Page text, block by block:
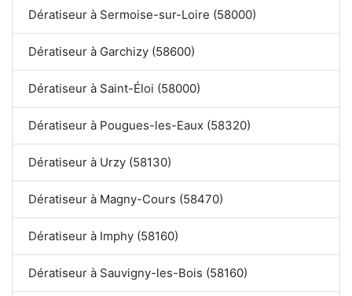
Dératiseur à Sermoise-sur-Loire (58000)
Dératiseur à Garchizy (58600)
Dératiseur à Saint-Éloi (58000)
Dératiseur à Pougues-les-Eaux (58320)
Dératiseur à Urzy (58130)
Dératiseur à Magny-Cours (58470)
Dératiseur à Imphy (58160)
Dératiseur à Sauvigny-les-Bois (58160)